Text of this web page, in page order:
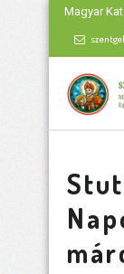
Magyar